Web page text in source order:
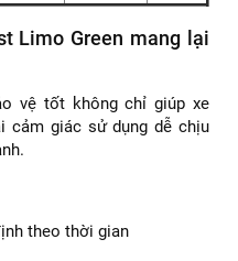
Limo Green mang lại
vệ tốt không chỉ giúp xe
cảm giác sử dụng dễ chịu
theo thời gian